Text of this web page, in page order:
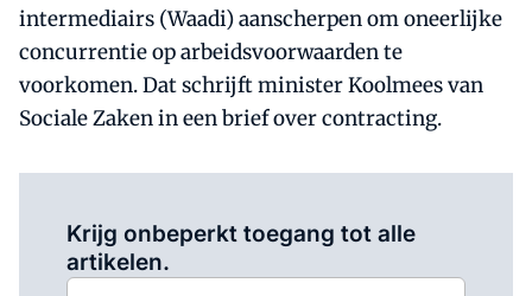
intermediairs (Waadi) aanscherpen om oneerlijke
concurrentie op arbeidsvoorwaarden te
voorkomen. Dat schrijft minister Koolmees van
Sociale Zaken in een brief over contracting.
Krijg onbeperkt toegang tot alle
artikelen.